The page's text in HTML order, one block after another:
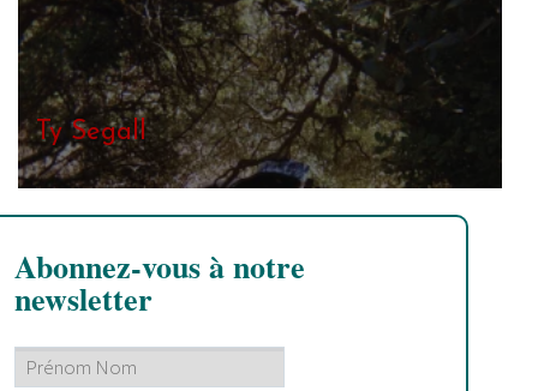
Ty Segall
Abonnez-vous à notre
newsletter